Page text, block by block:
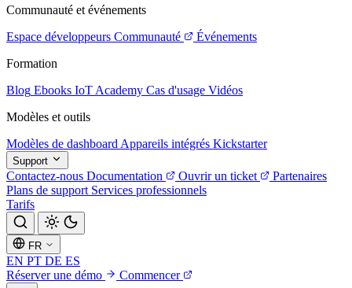
Communauté et événements
Espace développeurs Communauté
Événements
Formation
Blog Ebooks IoT Academy Cas d'usage Vidéos
Modèles et outils
Modèles de dashboard Appareils intégrés Kickstarter
Support
Contactez-nous Documentation Ouvrir un ticket
Partenaires
Plans de support Services professionnels
Tarifs
FR
EN PT DE ES
Réserver une démo
Commencer